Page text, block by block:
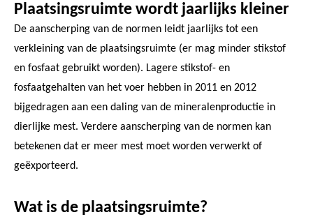
Plaatsingsruimte wordt jaarlijks kleiner
De aanscherping van de normen leidt jaarlijks tot een
verkleining van de plaatsingsruimte (er mag minder stikstof
en fosfaat gebruikt worden). Lagere stikstof- en
fosfaatgehalten van het voer hebben in 2011 en 2012
bijgedragen aan een daling van de mineralenproductie in
dierlijke mest. Verdere aanscherping van de normen kan
betekenen dat er meer mest moet worden verwerkt of
geëxporteerd.
Wat is de plaatsingsruimte?